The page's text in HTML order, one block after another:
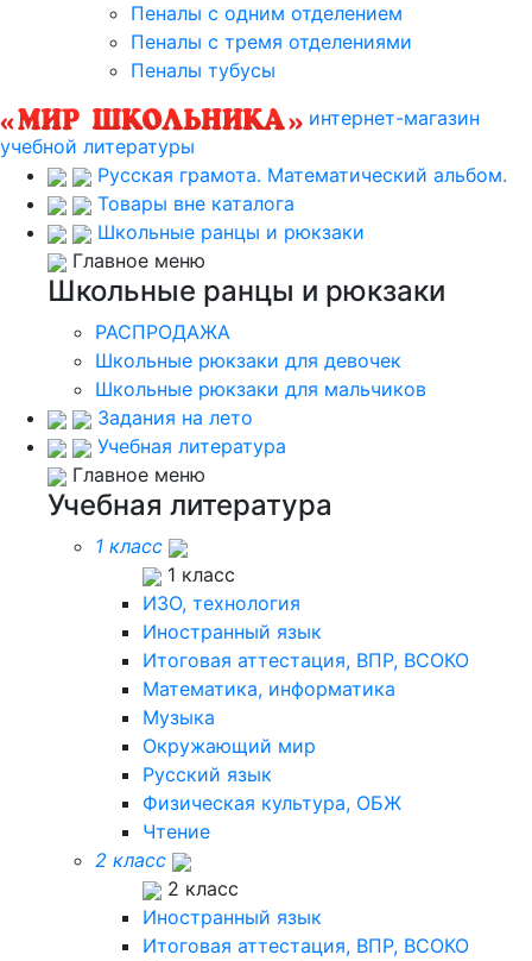
Пеналы с одним отделением
Пеналы с тремя отделениями
Пеналы тубусы
интернет-магазин
учебной литературы
Русская грамота. Математический альбом.
Товары вне каталога
Школьные ранцы и рюкзаки
Главное меню
Школьные ранцы и рюкзаки
РАСПРОДАЖА
Школьные рюкзаки для девочек
Школьные рюкзаки для мальчиков
Задания на лето
Учебная литература
Главное меню
Учебная литература
1 класс
1 класс
ИЗО, технология
Иностранный язык
Итоговая аттестация, ВПР, ВСОКО
Математика, информатика
Музыка
Окружающий мир
Русский язык
Физическая культура, ОБЖ
Чтение
2 класс
2 класс
Иностранный язык
Итоговая аттестация, ВПР, ВСОКО